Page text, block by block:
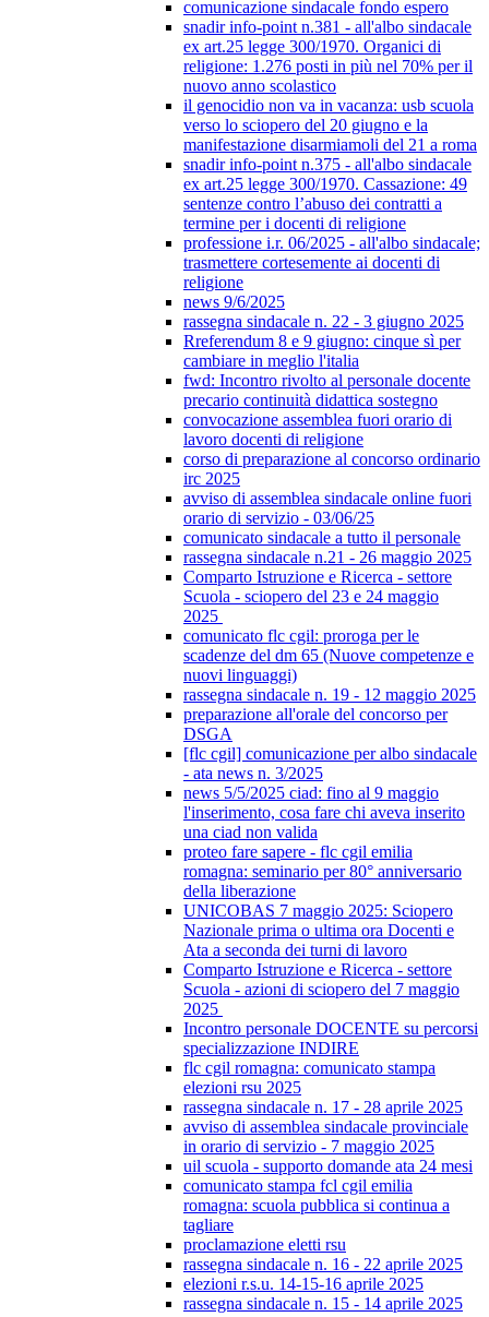
comunicazione sindacale fondo espero
snadir info-point n.381 - all'albo sindacale
ex art.25 legge 300/1970. Organici di
religione: 1.276 posti in più nel 70% per il
nuovo anno scolastico
il genocidio non va in vacanza: usb scuola
verso lo sciopero del 20 giugno e la
manifestazione disarmiamoli del 21 a roma
snadir info-point n.375 - all'albo sindacale
ex art.25 legge 300/1970. Cassazione: 49
sentenze contro l’abuso dei contratti a
termine per i docenti di religione
professione i.r. 06/2025 - all'albo sindacale;
trasmettere cortesemente ai docenti di
religione
news 9/6/2025
rassegna sindacale n. 22 - 3 giugno 2025
Rreferendum 8 e 9 giugno: cinque sì per
cambiare in meglio l'italia
fwd: Incontro rivolto al personale docente
precario continuità didattica sostegno
convocazione assemblea fuori orario di
lavoro docenti di religione
corso di preparazione al concorso ordinario
irc 2025
avviso di assemblea sindacale online fuori
orario di servizio - 03/06/25
comunicato sindacale a tutto il personale
rassegna sindacale n.21 - 26 maggio 2025
Comparto Istruzione e Ricerca - settore
Scuola - sciopero del 23 e 24 maggio
2025
comunicato flc cgil: proroga per le
scadenze del dm 65 (Nuove competenze e
nuovi linguaggi)
rassegna sindacale n. 19 - 12 maggio 2025
preparazione all'orale del concorso per
DSGA
[flc cgil] comunicazione per albo sindacale
- ata news n. 3/2025
news 5/5/2025 ciad: fino al 9 maggio
l'inserimento, cosa fare chi aveva inserito
una ciad non valida
proteo fare sapere - flc cgil emilia
romagna: seminario per 80° anniversario
della liberazione
UNICOBAS 7 maggio 2025: Sciopero
Nazionale prima o ultima ora Docenti e
Ata a seconda dei turni di lavoro
Comparto Istruzione e Ricerca - settore
Scuola - azioni di sciopero del 7 maggio
2025
Incontro personale DOCENTE su percorsi
specializzazione INDIRE
flc cgil romagna: comunicato stampa
elezioni rsu 2025
rassegna sindacale n. 17 - 28 aprile 2025
avviso di assemblea sindacale provinciale
in orario di servizio - 7 maggio 2025
uil scuola - supporto domande ata 24 mesi
comunicato stampa fcl cgil emilia
romagna: scuola pubblica si continua a
tagliare
proclamazione eletti rsu
rassegna sindacale n. 16 - 22 aprile 2025
elezioni r.s.u. 14-15-16 aprile 2025
rassegna sindacale n. 15 - 14 aprile 2025